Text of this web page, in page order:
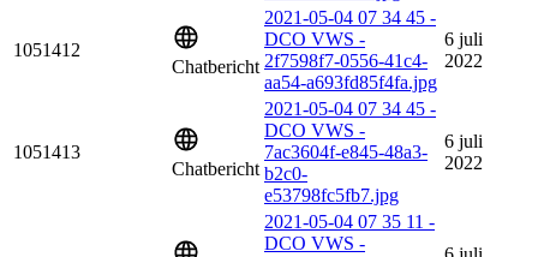
1051412
Chatbericht
2021-05-04 07 34 45 -
DCO VWS -
2f7598f7-0556-41c4-
aa54-a693fd85f4fa.jpg
6 juli
2022
1051413
Chatbericht
2021-05-04 07 34 45 -
DCO VWS -
7ac3604f-e845-48a3-
b2c0-
e53798fc5fb7.jpg
6 juli
2022
2021-05-04 07 35 11 -
DCO VWS -